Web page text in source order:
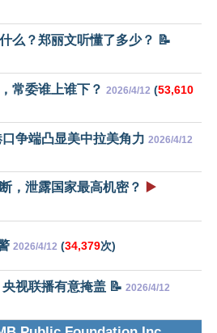
么？郑丽文听懂了多少？ 📝
常委谁上谁下？ 2026/4/12 (53,610
争端凸显美中拉美角力 2026/4/12
，泄露国家最高机密？ ▶️
2026/4/12 (34,379次)
视联播有意掩盖 📝 2026/4/12